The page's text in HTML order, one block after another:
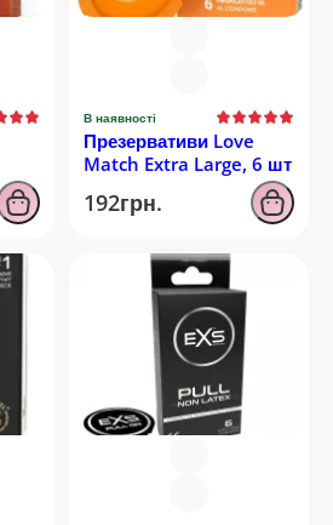
В наявності
Презервативи Love
Match Extra Large, 6 шт
192грн.